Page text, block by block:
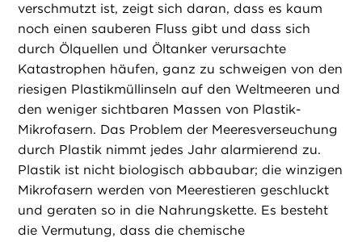
verschmutzt ist, zeigt sich daran, dass es kaum
noch einen sauberen Fluss gibt und dass sich
durch Ölquellen und Öltanker verursachte
Katastrophen häufen, ganz zu schweigen von den
riesigen Plastikmüllinseln auf den Weltmeeren und
den weniger sichtbaren Massen von Plastik-
Mikrofasern. Das Problem der Meeresverseuchung
durch Plastik nimmt jedes Jahr alarmierend zu.
Plastik ist nicht biologisch abbaubar; die winzigen
Mikrofasern werden von Meerestieren geschluckt
und geraten so in die Nahrungskette. Es besteht
die Vermutung, dass die chemische